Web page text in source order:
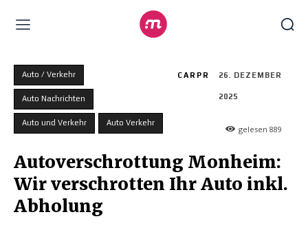
Auto / Verkehr
Auto Nachrichten
Auto und Verkehr Auto Verkehr
CARPR 26. DEZEMBER
2025
gelesen 889
Autoverschrottung Monheim:
Wir verschrotten Ihr Auto inkl.
Abholung